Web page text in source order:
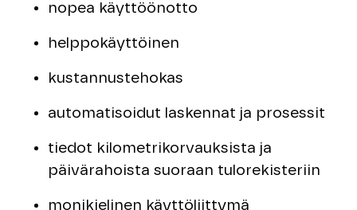
nopea käyttöönotto
helppokäyttöinen
kustannustehokas
automatisoidut laskennat ja prosessit
tiedot kilometrikorvauksista ja
päivärahoista suoraan tulorekisteriin
monikielinen käyttöliittymä